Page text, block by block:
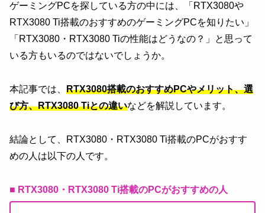
ゲーミングPCを探している方の中には、「RTX3080や
RTX3080 Ti搭載のおすすめのゲーミングPCを知りたい」
「RTX3080・RTX3080 Tiの性能はどうなの？」と思って
いる方もいるのではないでしょうか。
本記事では、 RTX3080搭載のおすすめPCやメリット、選
び方、RTX3080 Tiとの違いなどを解説しています。
結論として、RTX3080・RTX3080 Ti搭載のPCがおすす
めの人は以下の人です。
■ RTX3080・RTX3080 Ti搭載のPCがおすすめの人